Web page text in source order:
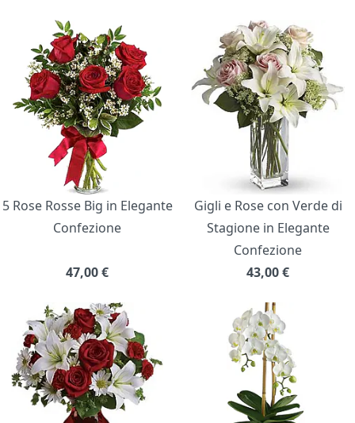
5 Rose Rosse Big in Elegante
Confezione
47,00€
Gigli e Rose con Verde di
Stagione in Elegante
Confezione
43,00€